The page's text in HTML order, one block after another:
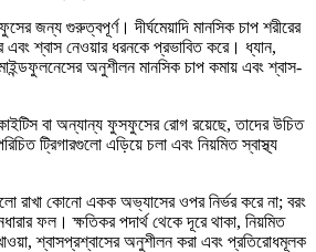
জন্য গুরুত্বপূর্ণ। দীর্ঘমেয়াদি মানসিক চাপ শরীরের
এবং শ্বাস নেওয়ার ধরনকে প্রভাবিত করে। ধ্যান,
অনুশীলন মানসিক চাপ কমায় এবং শ্বাস-
বা অন্যান্য ফুসফুসের রোগ রয়েছে, তাদের উচিত
ট্রিগারগুলো এড়িয়ে চলা এবং নিয়মিত স্বাস্থ্য
রাখা কোনো একক অভ্যাসের ওপর নির্ভর করে না; বরং
ফল। ক্ষতিকর পদার্থ থেকে দূরে থাকা, নিয়মিত
খাওয়া, শ্বাসপ্রশ্বাসের অনুশীলন করা এবং প্রতিরোধমূলক